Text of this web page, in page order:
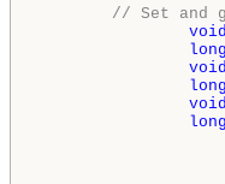
// Set and
void
long
void
long
void
long